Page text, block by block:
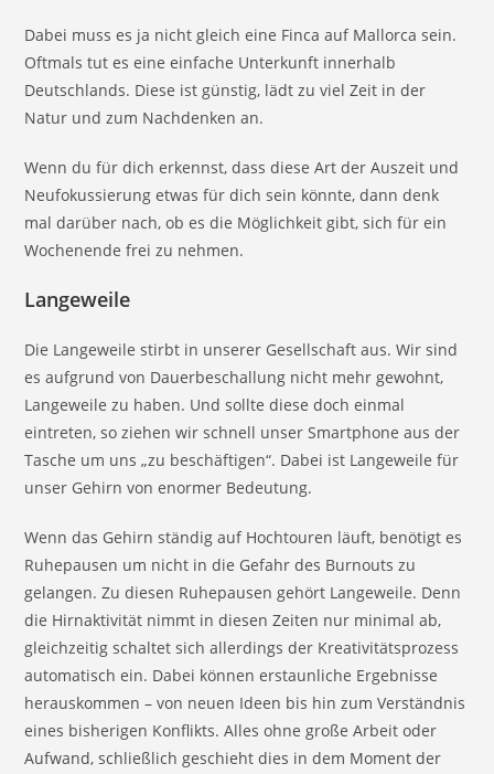
Dabei muss es ja nicht gleich eine Finca auf Mallorca sein.
Oftmals tut es eine einfache Unterkunft innerhalb
Deutschlands. Diese ist günstig, lädt zu viel Zeit in der
Natur und zum Nachdenken an.
Wenn du für dich erkennst, dass diese Art der Auszeit und
Neufokussierung etwas für dich sein könnte, dann denk
mal darüber nach, ob es die Möglichkeit gibt, sich für ein
Wochenende frei zu nehmen.
Langeweile
Die Langeweile stirbt in unserer Gesellschaft aus. Wir sind
es aufgrund von Dauerbeschallung nicht mehr gewohnt,
Langeweile zu haben. Und sollte diese doch einmal
eintreten, so ziehen wir schnell unser Smartphone aus der
Tasche um uns „zu beschäftigen“. Dabei ist Langeweile für
unser Gehirn von enormer Bedeutung.
Wenn das Gehirn ständig auf Hochtouren läuft, benötigt es
Ruhepausen um nicht in die Gefahr des Burnouts zu
gelangen. Zu diesen Ruhepausen gehört Langeweile. Denn
die Hirnaktivität nimmt in diesen Zeiten nur minimal ab,
gleichzeitig schaltet sich allerdings der Kreativitätsprozess
automatisch ein. Dabei können erstaunliche Ergebnisse
herauskommen – von neuen Ideen bis hin zum Verständnis
eines bisherigen Konflikts. Alles ohne große Arbeit oder
Aufwand, schließlich geschieht dies in dem Moment der